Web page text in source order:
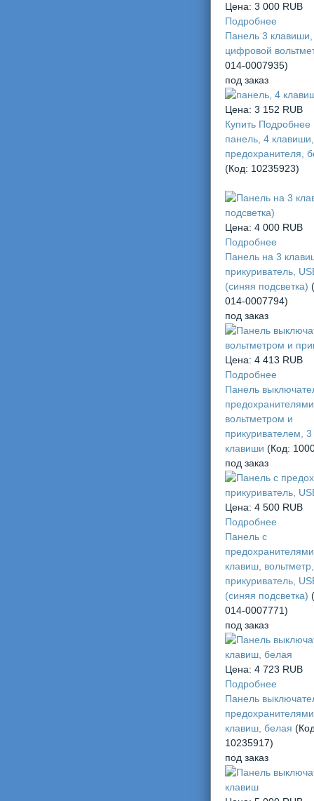
Цена: 3 000 RUB
Подробнее
Панель 3 клавиши,
цифровой
014-0007935)
под заказ
Цена: 3 152 RUB
Купить Подробнее
панель, 4
предохранителя,
(Код: 10235923)
Цена: 4 000 RUB
Подробнее
Панель на 3
прикуриватель,
(синяя подсветка)
014-0007794)
под заказ
Цена: 4 413 RUB
Подробнее
Панель
вольтметром и
прикуривателем, 3
клавиши (Код:
под заказ
Цена: 4 500 RUB
Подробнее
Панель с
клавиш, вольтметр,
прикуриватель,
(синяя подсветка)
014-0007771)
под заказ
Цена: 4 723 RUB
Подробнее
Панель
клавиш, белая
10235917)
под заказ